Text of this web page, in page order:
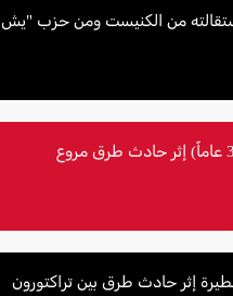
من الكنيست ومن حزب "يش
بجراح خطيرة إثر حادث طرق بين تراكتورون